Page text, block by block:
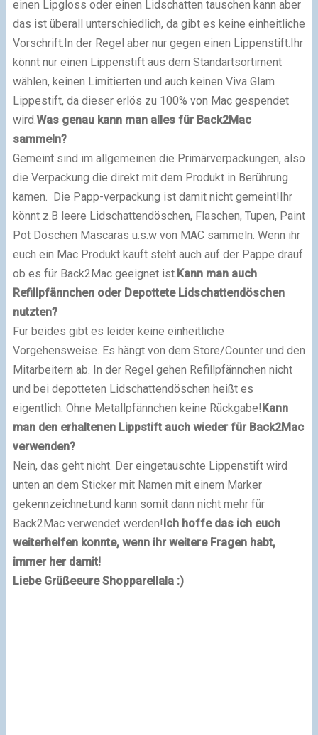
einen Lipgloss oder einen Lidschatten tauschen kann aber
das ist überall unterschiedlich, da gibt es keine einheitliche
Vorschrift. In der Regel aber nur gegen einen Lippenstift. Ihr
könnt nur einen Lippenstift aus dem Standartsortiment
wählen, keinen Limitierten und auch keinen Viva Glam
Lippestift, da dieser erlös zu 100% von Mac gespendet
wird. Was genau kann man alles für Back2Mac
sammeln?
Gemeint sind im allgemeinen die Primärverpackungen, also
die Verpackung die direkt mit dem Produkt in Berührung
kamen. Die Papp-verpackung ist damit nicht gemeint!Ihr
könnt z.B leere Lidschattendöschen, Flaschen, Tupen, Paint
Pot Döschen Mascaras u.s.w von MAC sammeln. Wenn ihr
euch ein Mac Produkt kauft steht auch auf der Pappe drauf
ob es für Back2Mac geeignet ist. Kann man auch
Refillpfännchen oder Depottete Lidschattendöschen
nutzten?
Für beides gibt es leider keine einheitliche
Vorgehensweise. Es hängt von dem Store/Counter und den
Mitarbeitern ab. In der Regel gehen Refillpfännchen nicht
und bei depotteten Lidschattendöschen heißt es
eigentlich: Ohne Metallpfännchen keine Rückgabe!Kann
man den erhaltenen Lippstift auch wieder für Back2Mac
verwenden?
Nein, das geht nicht. Der eingetauschte Lippenstift wird
unten an dem Sticker mit Namen mit einem Marker
gekennzeichnet.und kann somit dann nicht mehr für
Back2Mac verwendet werden!Ich hoffe das ich euch
weiterhelfen konnte, wenn ihrweitere Fragen habt,
immer her damit!
Liebe Grüßeeure Shopparellala :)